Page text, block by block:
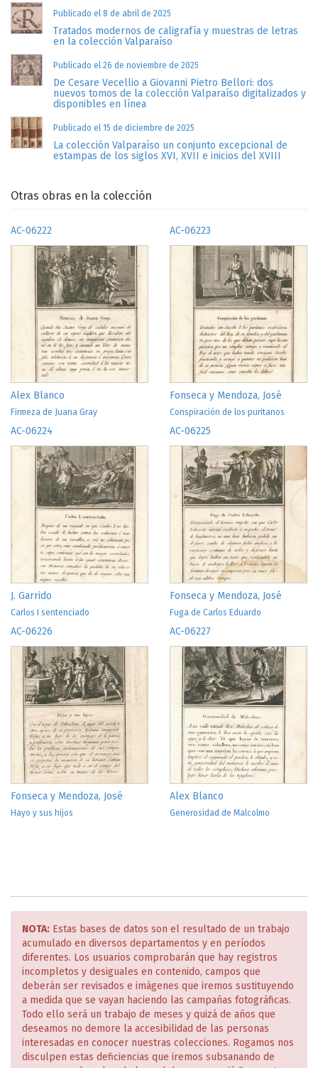
Publicado el 8 de abril de 2025
Tratados modernos de caligrafía y muestras de letras
en la colección Valparaíso
Publicado el 26 de noviembre de 2025
De Cesare Vecellio a Giovanni Pietro Bellori: dos
nuevos tomos de la colección Valparaíso digitalizados y
disponibles en línea
Publicado el 15 de diciembre de 2025
La colección Valparaíso un conjunto excepcional de
estampas de los siglos XVI, XVII e inicios del XVIII
Otras obras en la colección
AC-06222
Alex Blanco
Firmeza de Juana Gray
AC-06223
Fonseca y Mendoza, José
Conspiración de los puritanos
AC-06224
J. Garrido
Carlos I sentenciado
AC-06225
Fonseca y Mendoza, José
Fuga de Carlos Eduardo
AC-06226
Fonseca y Mendoza, José
Hayo y sus hijos
AC-06227
Alex Blanco
Generosidad de Malcolmo
NOTA: Estas bases de datos son el resultado de un trabajo
acumulado en diversos departamentos y en períodos
diferentes. Los usuarios comprobarán que hay registros
incompletos y desiguales en contenido, campos que
deberán ser revisados e imágenes que iremos sustituyendo
a medida que se vayan haciendo las campañas fotográficas.
Todo ello será un trabajo de meses y quizá de años que
deseamos no demore la accesibilidad de las personas
interesadas en conocer nuestras colecciones. Rogamos nos
disculpen estas deficiencias que iremos subsanando de